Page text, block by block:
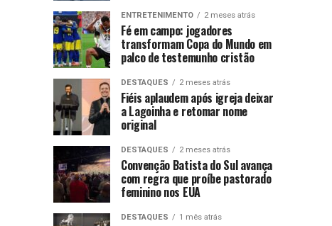
ENTRETENIMENTO 2 meses atrás
Fé em campo: jogadores
transformam Copa do Mundo em
palco de testemunho cristão
DESTAQUES 2 meses atrás
Fiéis aplaudem após igreja deixar
a Lagoinha e retomar nome
original
DESTAQUES 2 meses atrás
Convenção Batista do Sul avança
com regra que proíbe pastorado
feminino nos EUA
DESTAQUES 1 mês atrás